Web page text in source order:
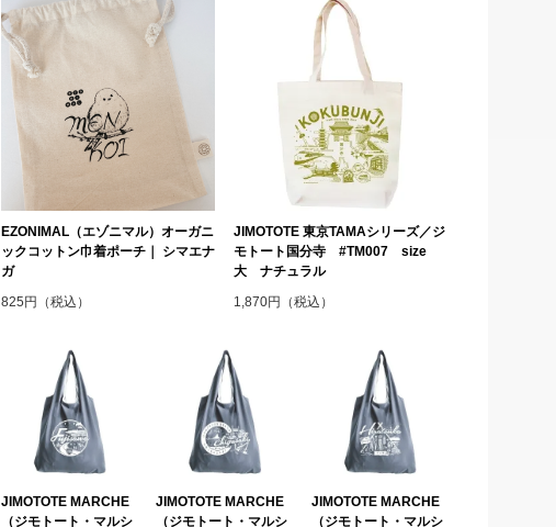
EZONIMAL（エゾニマル）オーガニ
ックコットン巾着ポーチ｜ シマエナ
ガ
825円（税込）
JIMOTOTE 東京TAMAシリーズ／ジ
モトート国分寺 #TM007 size
大 ナチュラル
1,870円（税込）
JIMOTOTE MARCHE
（ジモトート・マルシ
JIMOTOTE MARCHE
（ジモトート・マルシ
JIMOTOTE MARCHE
（ジモトート・マルシ